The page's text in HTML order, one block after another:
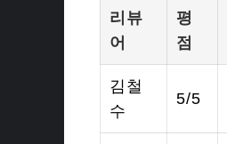
리뷰
어
평
점
김철
수
5/5